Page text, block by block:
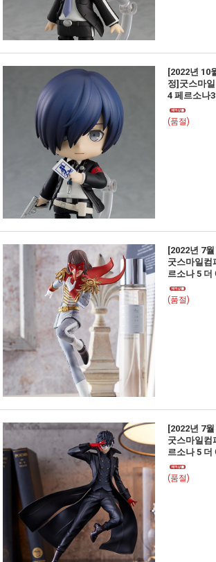
[2022년 10
정]굿스마
4 페르소나
(품절)
[2022년 7
굿스마일컴
르소나 5 더
(품절)
[2022년 7
굿스마일컴
르소나 5 더
(품절)